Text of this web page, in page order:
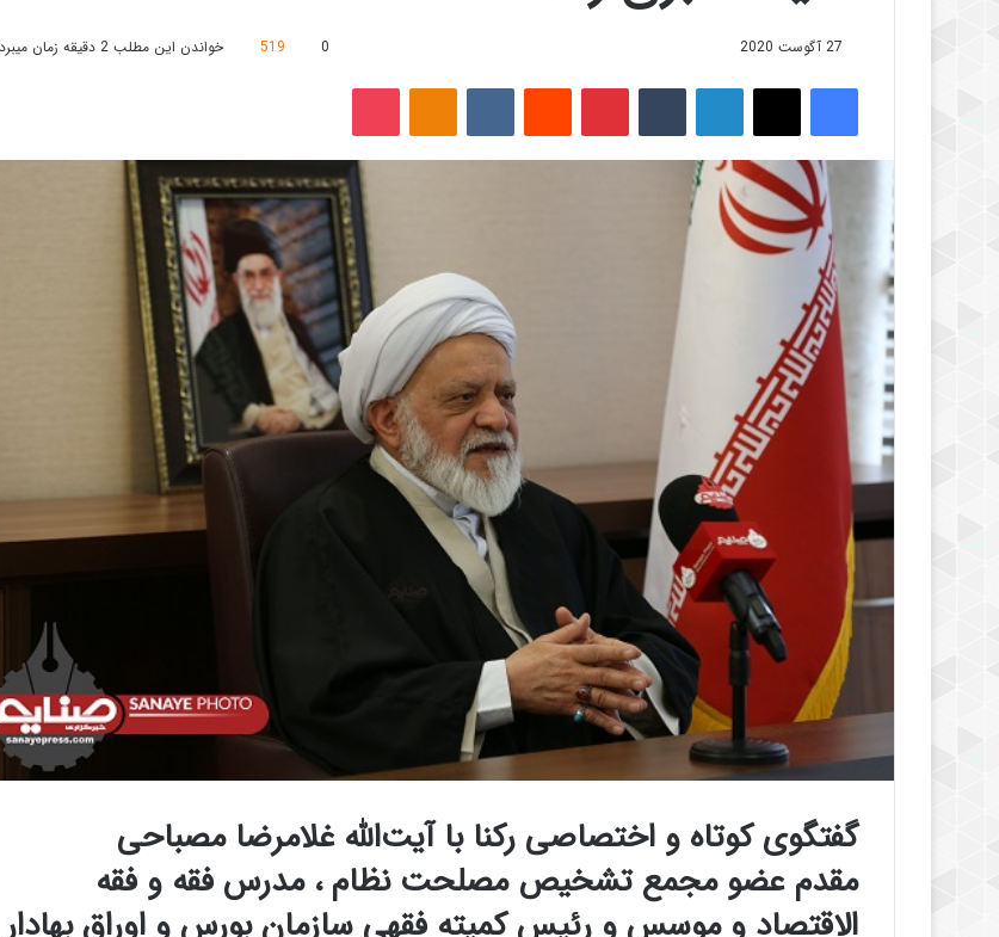
27 آگوست 2020 0
519 خواندن این مطلب 2 دقیقه زمان میبرد
فیس بوک لینکدین ‫پین‌ترست ‫رددیت
گفتگوی کوتاه و اختصاصی رکنابا آیت‌الله غلامرضا مصباحی
مقدم عضو مجمع تشخیص مصلحت نظام ، مدرس فقه و فقه
الاقتصاد و موسس و رئیس کمیته فقهی سازمان بورس و اوراق بهادار